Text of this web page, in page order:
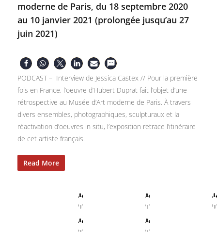
moderne de Paris, du 18 septembre 2020
au 10 janvier 2021 (prolongée jusqu’au 27
juin 2021)
PODCAST – Interview de Jessica Castex // Pour la première
fois en France, l’oeuvre d’Hubert Duprat fait l’objet d’une
rétrospective au Musée d’Art moderne de Paris. À travers
divers ensembles, photographiques, sculpturaux et la
réactivation d’oeuvres in situ, l’exposition retrace l’itinéraire
de cet artiste français.
Read More